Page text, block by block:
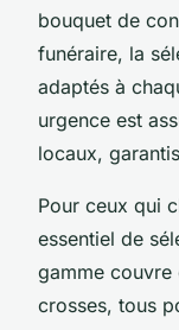
bouquet de
funéraire, la
adaptés à
urgence est
locaux,
Pour ceux qui
essentiel de
gamme
crosses, tous